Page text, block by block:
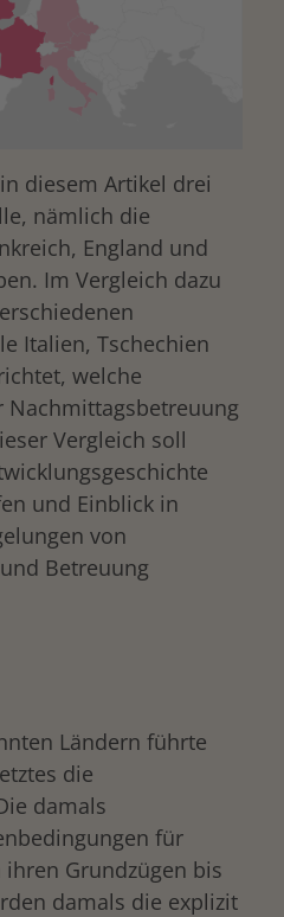
diesem Artikel drei
nämlich die
England und
Im Vergleich dazu
Italien, Tschechien
welche
Nachmittagsbetreuung
Vergleich soll
und Einblick in
von
Betreuung
Ländern führte
die
damals
für
Grundzügen bis
damals die explizit